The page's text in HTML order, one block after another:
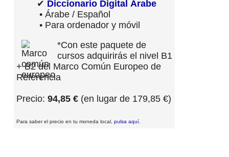
✔ Diccionario Digital Árabe
• Árabe / Español
• Para ordenador y móvil
*Con este paquete de
cursos adquirirás el nivel B1
+ B2 del Marco Común Europeo de
Referencia
Precio: 94,85 € (en lugar de 179,85 €)
Para saber el precio en tu moneda local, pulsa aquí.